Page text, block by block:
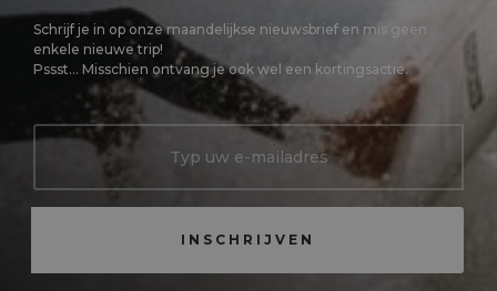
Schrijf je in op onze maandelijkse nieuwsbrief en mis geen
enkele nieuwe trip!
Pssst... Misschien ontvang je ook wel een kortingsactie.